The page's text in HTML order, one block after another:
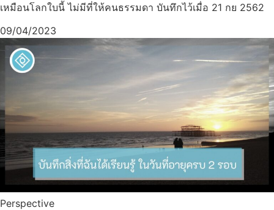
เหมือนโลกใบนี้ ไม่มีที่ให้คนธรรมดา บันทึกไว้เมื่อ 21 กย 2562
09/04/2023
Perspective